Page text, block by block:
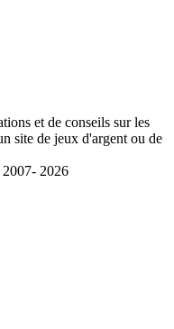
et de conseils sur les
site de jeux d'argent ou de
2026